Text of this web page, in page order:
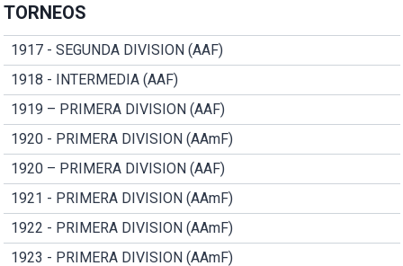
TORNEOS
1917 - SEGUNDA DIVISION (AAF)
1918 - INTERMEDIA (AAF)
1919 – PRIMERA DIVISION (AAF)
1920 - PRIMERA DIVISION (AAmF)
1920 – PRIMERA DIVISION (AAF)
1921 - PRIMERA DIVISION (AAmF)
1922 - PRIMERA DIVISION (AAmF)
1923 - PRIMERA DIVISION (AAmF)